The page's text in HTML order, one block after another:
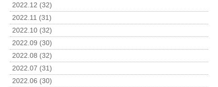
2022.12 (32)
2022.11 (31)
2022.10 (32)
2022.09 (30)
2022.08 (32)
2022.07 (31)
2022.06 (30)